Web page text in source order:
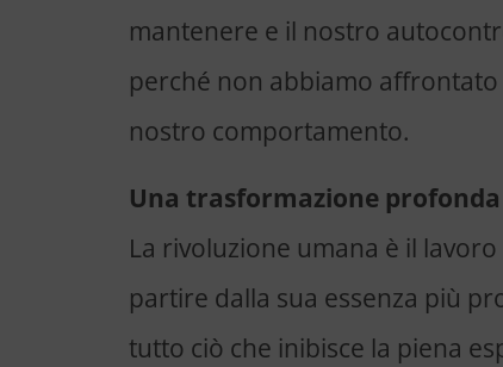
mantenere e il nostro
perché non abbiamo
nostro comportamento.
Una trasformazione profonda
La rivoluzione umana è il
partire dalla sua essenza più
tutto ciò che inibisce la piena